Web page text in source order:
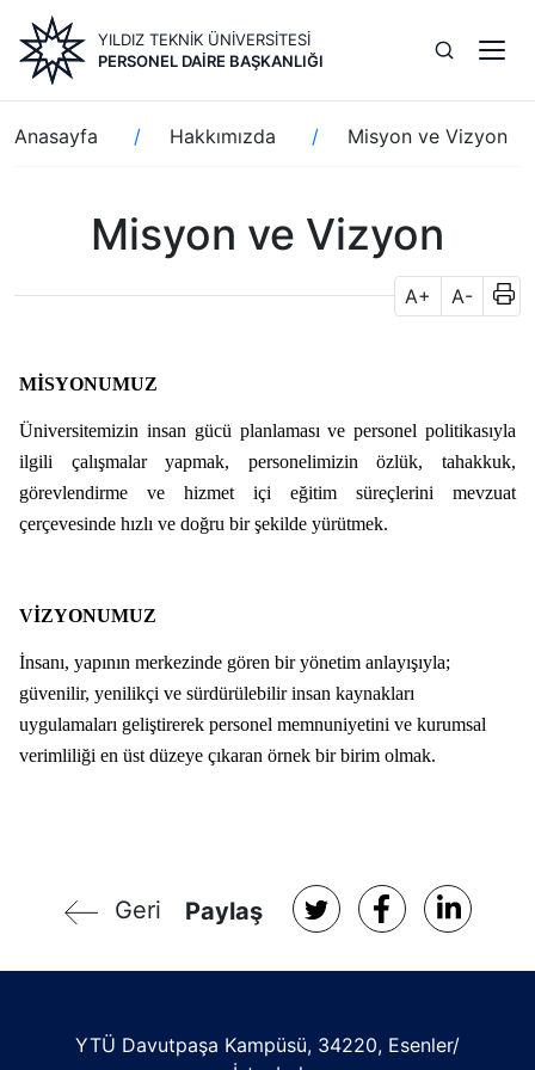
içeriğe
atla
YILDIZ TEKNİK ÜNİVERSİTESİ
PERSONEL DAIRE BAŞKANLIĞI
Sayfa
yolu
Anasayfa Hakkımızda Misyon ve Vizyon
Misyon ve Vizyon
A+ A-
MİSYONUMUZ
Üniversitemizin insan gücü planlaması ve personel politikasıyla
ilgili çalışmalar yapmak, personelimizin özlük, tahakkuk,
görevlendirme ve hizmet içi eğitim süreçlerini mevzuat
çerçevesinde hızlı ve doğru bir şekilde yürütmek.
VİZYONUMUZ
İnsanı, yapının merkezinde gören bir yönetim anlayışıyla;
güvenilir, yenilikçi ve sürdürülebilir insan kaynakları
uygulamaları geliştirerek personel memnuniyetini ve kurumsal
verimliliği en üst düzeye çıkaran örnek bir birim olmak.
Geri Paylaş
YTÜ Davutpaşa Kampüsü, 34220, Esenler/